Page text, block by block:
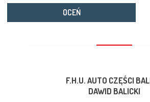
OCEŃ
F.H.U. AUTO CZĘŚCI
DAWID BALICKI